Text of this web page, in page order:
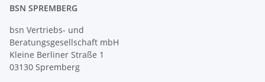
BSN SPREMBERG
bsn Vertriebs- und
Beratungsgesellschaft mbH
Kleine Berliner Straße 1
03130 Spremberg